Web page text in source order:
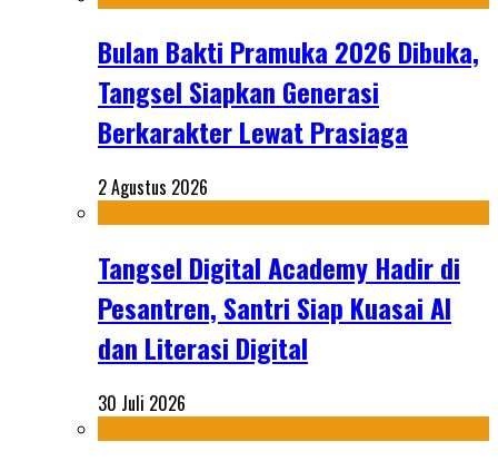
Bulan Bakti Pramuka 2026 Dibuka,
Tangsel Siapkan Generasi
Berkarakter Lewat Prasiaga
2 Agustus 2026
Tangsel Digital Academy Hadir di
Pesantren, Santri Siap Kuasai AI
dan Literasi Digital
30 Juli 2026